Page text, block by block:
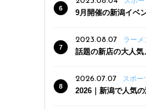
9月開催の新潟イベ
2023.08.07 ラーメ
話題の新店の大人気
クーポン登場
2026.07.07 スポー
2026｜新潟で人気